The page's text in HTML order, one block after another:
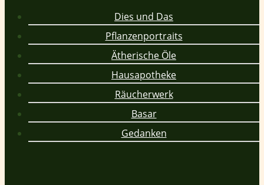
Dies und Das
Pflanzenportraits
Ätherische Öle
Hausapotheke
Räucherwerk
Basar
Gedanken